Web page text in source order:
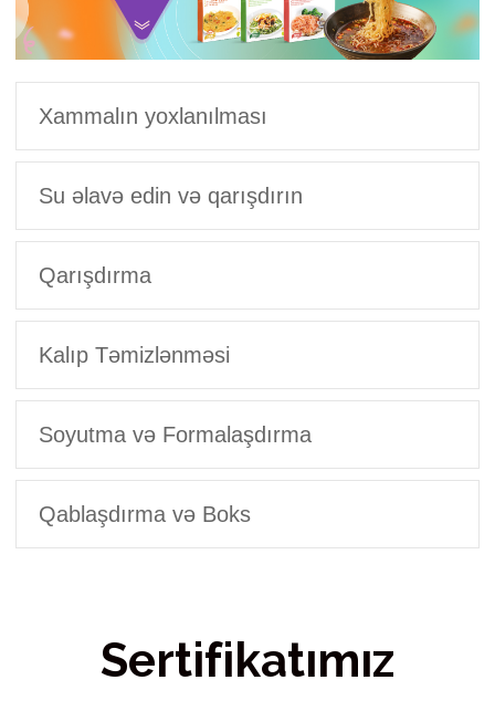
Xammalın yoxlanılması
Su əlavə edin və qarışdırın
Qarışdırma
Kalıp Təmizlənməsi
Soyutma və Formalaşdırma
Qablaşdırma və Boks
Sertifikatımız